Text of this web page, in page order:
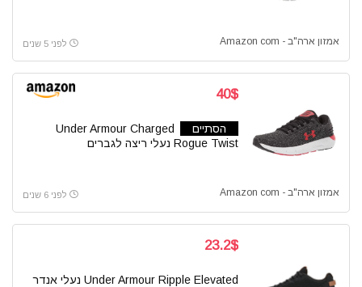
אמזון ארה"ב - Amazon com לפני 5 שנים
40$
הסתיים
Under Armour Charged
Rogue Twist נעלי ריצה לגברים
אמזון ארה"ב - Amazon com לפני 6 שנים
23.2$
Under Armour Ripple Elevated נעלי אנדר